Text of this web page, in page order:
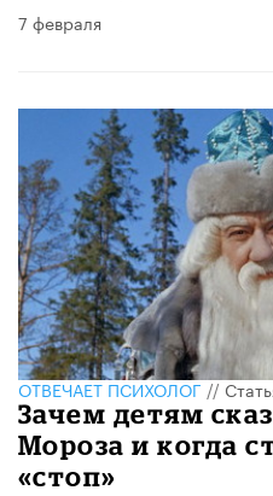
7 февраля
ОТВЕЧАЕТ ПСИХОЛОГ//
Зачем детям
Мороза и когда
«стоп»